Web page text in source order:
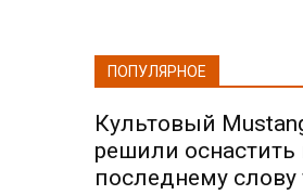
ПОПУЛЯРНОЕ
Культовый
решили оснастить
последнему слову